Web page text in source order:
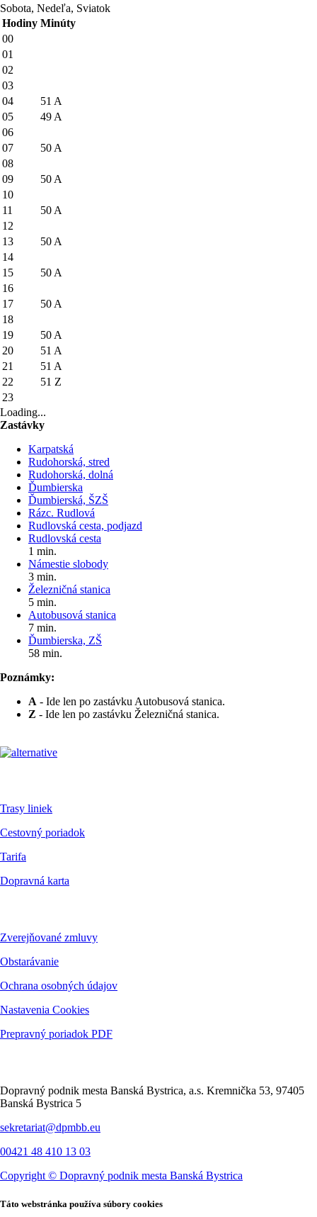
Sobota, Nedeľa, Sviatok
Hodiny Minúty
00
01
02
03
04
51 A
05
49 A
06
07
50 A
08
09
50 A
10
11
50 A
12
13
50 A
14
15
50 A
16
17
50 A
18
19
50 A
20
51 A
21
51 A
22
51 Z
23
Loading...
Zastávky
Karpatská
Rudohorská, stred
Rudohorská, dolná
Ďumbierska
Ďumbierská, ŠZŠ
Rázc. Rudlová
Rudlovská cesta, podjazd
Rudlovská cesta
1 min.
Námestie slobody
3 min.
Železničná stanica
5 min.
Autobusová stanica
7 min.
Ďumbierska, ZŠ
58 min.
Poznámky:
A - Ide len po zastávku Autobusová stanica.
Z - Ide len po zastávku Železničná stanica.
Trasy liniek
Cestovný poriadok
Tarifa
Dopravná karta
Zverejňované zmluvy
Obstarávanie
Ochrana osobných údajov
Nastavenia Cookies
Prepravný poriadok PDF
Dopravný podnik mesta Banská Bystrica, a.s. Kremnička 53, 97405
Banská Bystrica 5
sekretariat@dpmbb.eu
00421 48 410 13 03
Copyright © Dopravný podnik mesta Banská Bystrica
Táto webstránka používa súbory cookies